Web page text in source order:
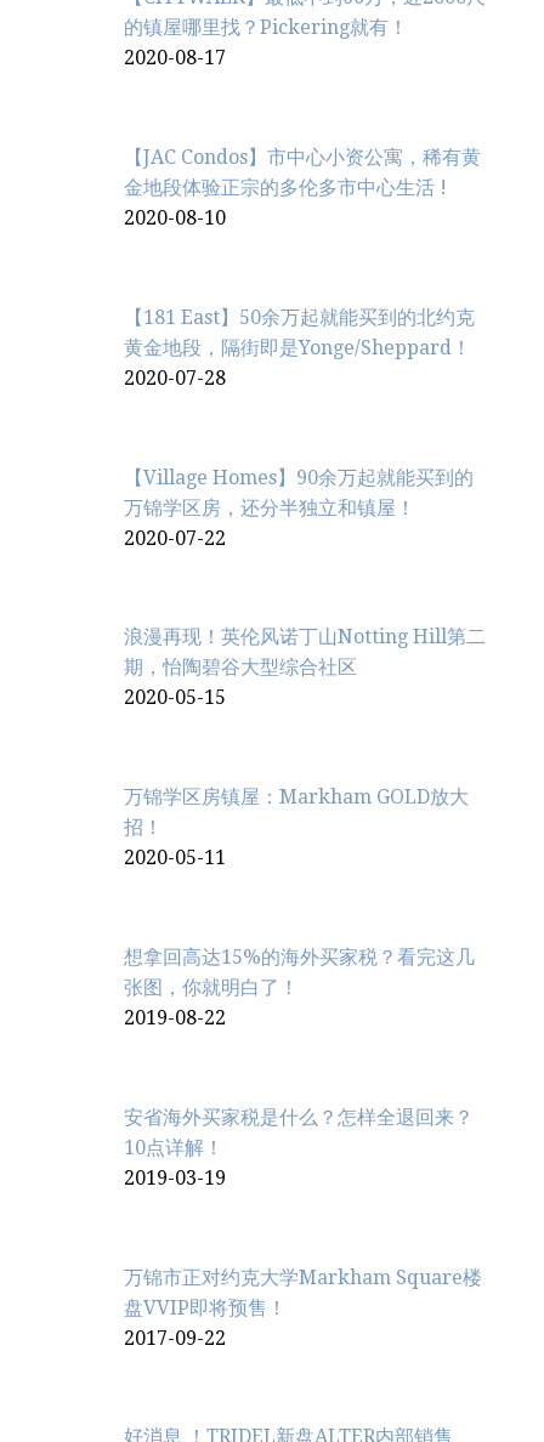
的镇屋哪里找？Pickering就有！
2020-08-17
【JAC Condos】市中心小资公寓，稀有黄
金地段体验正宗的多伦多市中心生活 !
2020-08-10
【181 East】50余万起就能买到的北约克
黄金地段，隔街即是Yonge/Sheppard！
2020-07-28
【Village Homes】90余万起就能买到的
万锦学区房，还分半独立和镇屋！
2020-07-22
浪漫再现！英伦风诺丁山Notting Hill第二
期，怡陶碧谷大型综合社区
2020-05-15
万锦学区房镇屋：Markham GOLD放大
招！
2020-05-11
想拿回高达15%的海外买家税？看完这几
张图，你就明白了！
2019-08-22
安省海外买家税是什么？怎样全退回来？
10点详解！
2019-03-19
万锦市正对约克大学Markham Square楼
盘VVIP即将预售！
2017-09-22
好消息 ！TRIDEL新盘ALTER内部销售